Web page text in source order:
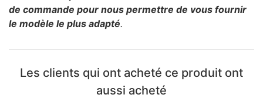
de commande pour nous permettre de vous fournir
le modèle le plus adapté.
Les clients qui ont acheté ce produit ont
aussi acheté